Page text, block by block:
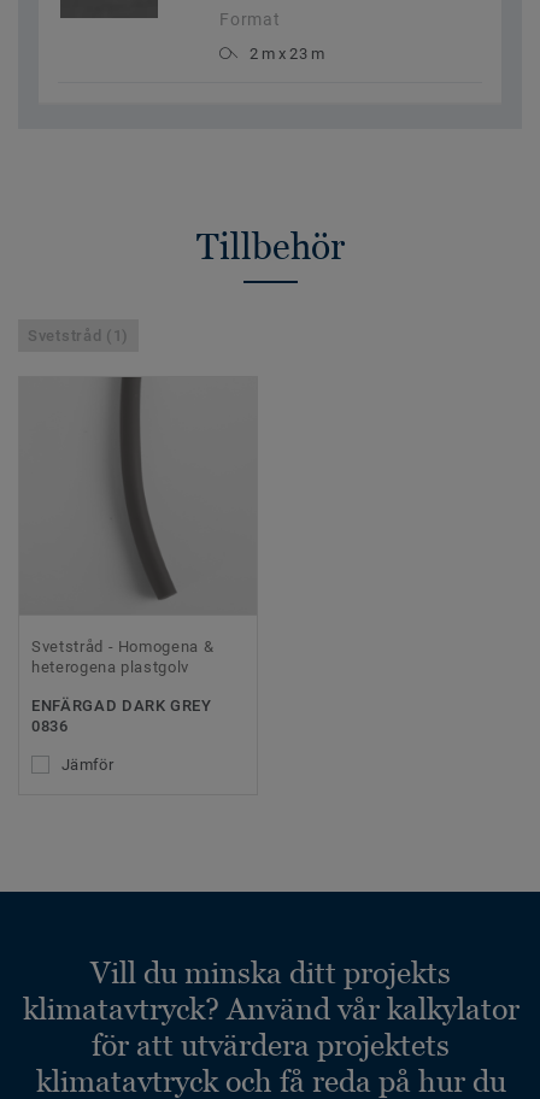
Format
2 m x 23 m
Tillbehör
Svetstråd (1)
Svetstråd - Homogena &
heterogena plastgolv
ENFÄRGAD DARK GREY
0836
Jämför
Vill du minska ditt projekts
klimatavtryck? Använd vår kalkylator
för att utvärdera projektets
klimatavtryck och få reda på hur du